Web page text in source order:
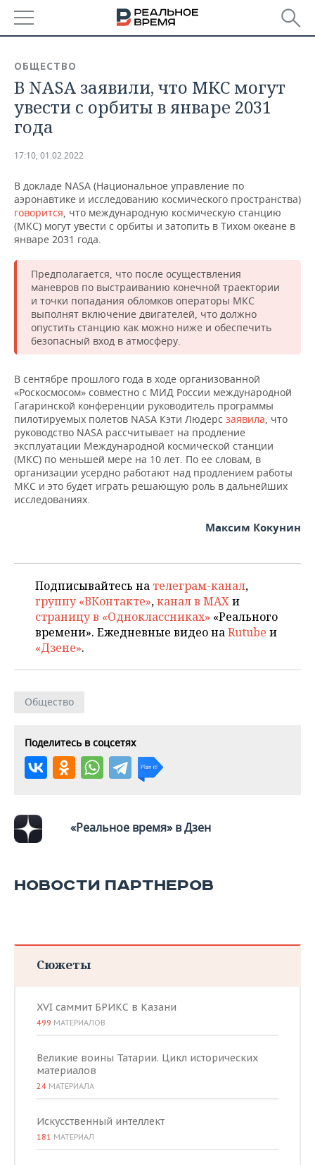
БАШКОРТОСТАН
ТАТАРСТАН
НОВОСТИ
АНАЛИТИКА
ДЕКЛАРАЦИИ О ДОХОДАХ
КОРОЛИ ГОСЗАКАЗА ПФО
ВУЗЫ ТАТАРСТАНА
КОМУ ПРИНАДЛЕЖАТ
ТОРГОВЫЕ ЦЕНТРЫ
ТАТАРСТАНА
НОВОСТИ ЭКОНОМИКИ
ФИНАНСЫ
БАНКИ
БЮДЖЕТ
ИНВЕСТИЦИИ
ПРОМЫШЛЕННОСТЬ
НОВОСТИ
ПРОМЫШЛЕННОСТИ
МАШИНОСТРОЕНИЕ
НЕФТЕХИМИЯ
НЕФТЬ
ОПК
ЭНЕРГЕТИКА
НЕДВИЖИМОСТЬ
НОВОСТИ НЕДВИЖИМОСТИ
АВТО
НОВОСТИ АВТО
БИЗНЕС
НОВОСТИ БИЗНЕСА
РОЗНИЧНАЯ ТОРГОВЛЯ
ТРАНСПОРТ
УСЛУГИ
ТЕХНОЛОГИИ
НОВОСТИ ТЕХНОЛОГИЙ
IT
МЕДИА
ТЕЛЕКОММУНИКАЦИИ
МЕРОПРИЯТИЯ
НОВОСТИ МЕРОПРИЯТИЙ
ВЫЕЗДНАЯ РЕДАКЦИЯ
БИЗНЕС-БРАНЧИ
ONLINE-КОНФЕРЕНЦИИ
ОТКРЫТАЯ ЛЕКЦИЯ
СПОРТ
НОВОСТИ СПОРТА
ФУТБОЛ
ХОККЕЙ
БАСКЕТБОЛ
ФИГУРНОЕ КАТАНИЕ
ВОДНЫЕ ВИДЫ СПОРТА
ХОККЕЙ С МЯЧОМ
ОБЩЕСТВО
НОВОСТИ ОБЩЕСТВА
ВЛАСТЬ
ИНФРАСТРУКТУРА
МЕДИЦИНА
ОБРАЗОВАНИЕ
ПРОИСШЕСТВИЯ
ФОТОГАЛЕРЕЯ
СЮЖЕТЫ
СПРАВОЧНИК
ОБЩЕСТВО
В NASA заявили, что МКС могут
увести с орбиты в январе 2031
года
17:10, 01.02.2022
В докладе NASA (Национальное управление по
аэронавтике и исследованию космического пространства)
говорится, что международную космическую станцию
(МКС) могут увести с орбиты и затопить в Тихом океане в
январе 2031 года.
Предполагается, что после осуществления
маневров по выстраиванию конечной траектории
и точки попадания обломков операторы МКС
выполнят включение двигателей, что должно
опустить станцию как можно ниже и обеспечить
безопасный вход в атмосферу.
В сентябре прошлого года в ходе организованной
«Роскосмосом» совместно с МИД России международной
Гагаринской конференции руководитель программы
пилотируемых полетов NASA Кэти Людерс заявила, что
руководство NASA рассчитывает на продление
эксплуатации Международной космической станции
(МКС) по меньшей мере на 10 лет. По ее словам, в
организации усердно работают над продлением работы
МКС и это будет играть решающую роль в дальнейших
исследованиях.
Максим Кокунин
Подписывайтесь на телеграм-канал,
группу «ВКонтакте»,канал в MAXи
страницу в «Одноклассниках» «Реального
времени». Ежедневные видео наRutube и
«Дзене».
Общество
Поделитесь в соцсетях
«Реальное время» в Дзен
НОВОСТИ ПАРТНЕРОВ
Сюжеты
XVI саммит БРИКС в Казани
499 МАТЕРИАЛОВ
Великие воины Татарии. Цикл исторических
материалов
24 МАТЕРИАЛА
Искусственный интеллект
181 МАТЕРИАЛ